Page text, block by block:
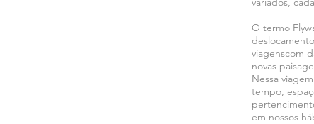
O termo
viagenscom
novas
Nessa
tempo,
em nossos